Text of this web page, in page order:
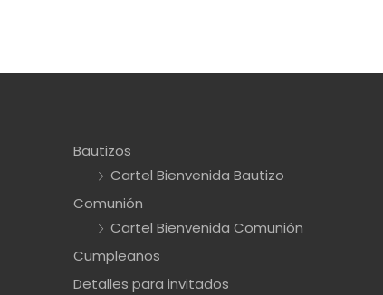
Bautizos
Cartel Bienvenida Bautizo
Comunión
Cartel Bienvenida Comunión
Cumpleaños
Detalles para invitados